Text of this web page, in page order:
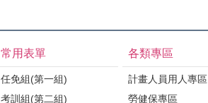
常用表單
任免組(第一組)
考訓組(第二組)
各類專區
計畫人員用人專區
勞健保專區